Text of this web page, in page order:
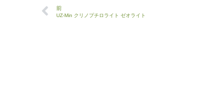
前
UZ-Min クリノプチロライト ゼオライト